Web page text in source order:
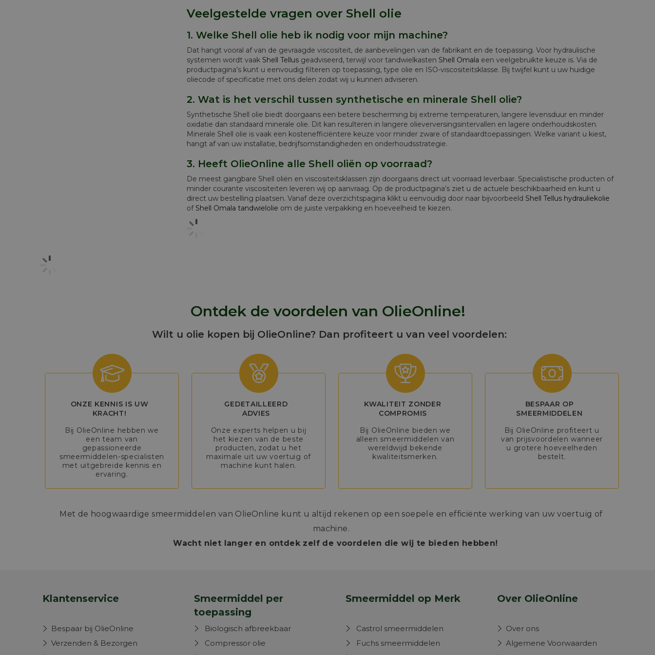
Veelgestelde vragen over Shell olie
1. Welke Shell olie heb ik nodig voor mijn machine?
Dat hangt vooral af van de gevraagde viscositeit, de aanbevelingen van de fabrikant en de toepassing. Voor hydraulische
systemen wordt vaak Shell Tellus geadviseerd, terwijl voor tandwielkasten Shell Omala een veelgebruikte keuze is. Via de
productpagina’s kunt u eenvoudig filteren op toepassing, type olie en ISO-viscositeitsklasse. Bij twijfel kunt u uw huidige
oliecode of specificatie met ons delen zodat wij u kunnen adviseren.
2. Wat is het verschil tussen synthetische en minerale Shell olie?
Synthetische Shell olie biedt doorgaans een betere bescherming bij extreme temperaturen, langere levensduur en minder
oxidatie dan standaard minerale olie. Dit kan resulteren in langere olieverversingsintervallen en lagere onderhoudskosten.
Minerale Shell olie is vaak een kostenefficiëntere keuze voor minder zware of standaardtoepassingen. Welke variant u kiest,
hangt af van uw installatie, bedrijfsomstandigheden en onderhoudsstrategie.
3. Heeft OlieOnline alle Shell oliën op voorraad?
De meest gangbare Shell oliën en viscositeitsklassen zijn doorgaans direct uit voorraad leverbaar. Specialistische producten of
minder courante viscositeiten leveren wij op aanvraag. Op de productpagina’s ziet u de actuele beschikbaarheid en kunt u
direct uw bestelling plaatsen. Vanaf deze overzichtspagina klikt u eenvoudig door naar bijvoorbeeld Shell Tellus hydrauliekolie
of Shell Omala tandwielolie om de juiste verpakking en hoeveelheid te kiezen.
Ontdek de voordelen van OlieOnline!
Wilt u olie kopen bij OlieOnline? Dan profiteert u van veel voordelen:
ONZE KENNIS IS UW
KRACHT!
Bij OlieOnline hebben we
een team van
gepassioneerde
smeermiddelen-specialisten
met uitgebreide kennis en
ervaring.
GEDETAILLEERD
ADVIES
Onze experts helpen u bij
het kiezen van de beste
producten, zodat u het
maximale uit uw voertuig of
machine kunt halen.
KWALITEIT ZONDER
COMPROMIS
Bij OlieOnline bieden we
alleen smeermiddelen van
wereldwijd bekende
kwaliteitsmerken.
BESPAAR OP
SMEERMIDDELEN
Bij OlieOnline profiteert u
van prijsvoordelen wanneer
u grotere hoeveelheden
bestelt.
Met de hoogwaardige smeermiddelen van OlieOnline kunt u altijd rekenen op een soepele en efficiënte werking van uw voertuig of
machine.
Wacht niet langer en ontdek zelf de voordelen die wij te bieden hebben!
Klantenservice
Bespaar bij OlieOnline
Verzenden & Bezorgen
Smeermiddel per
toepassing
Biologisch afbreekbaar
Compressor olie
Smeermiddel op Merk
Castrol smeermiddelen
Fuchs smeermiddelen
Over OlieOnline
Over ons
Algemene Voorwaarden